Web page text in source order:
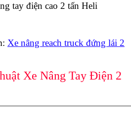
tay điện cao 2 tấn Heli
Xe nâng reach truck đứng lái 2
Xe Nâng Tay Điện 2